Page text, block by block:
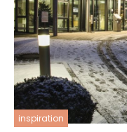
inspiration